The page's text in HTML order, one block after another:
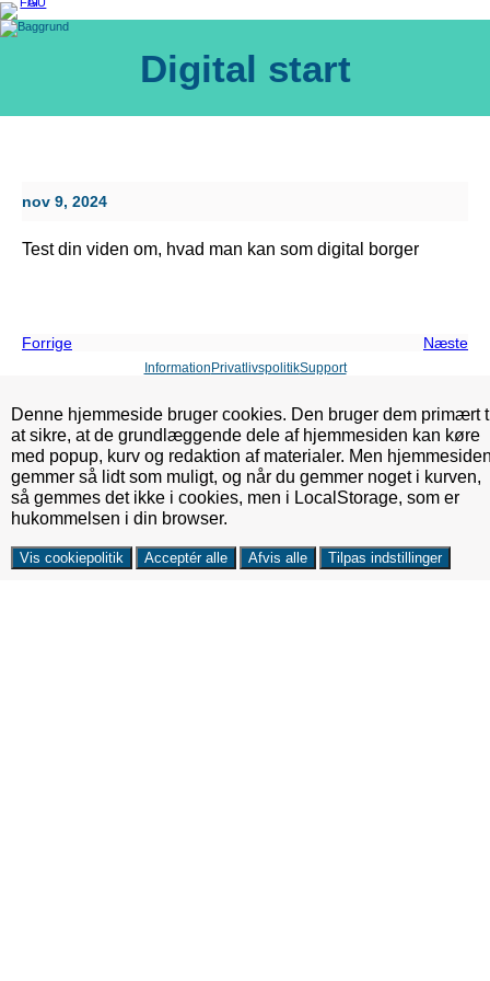
Spring
til
indhold
Digital start
nov 9, 2024
Test din viden om, hvad man kan som digital borger
Forrige Næste
Information PrivatlivspolitikSupport
Denne hjemmeside bruger cookies. Den bruger dem primært
at sikre, at de grundlæggende dele af hjemmesiden kan køre
med popup, kurv og redaktion af materialer. Men
gemmer så lidt som muligt, og når du gemmer noget i kurven,
så gemmes det ikke i cookies, men i LocalStorage, som er
hukommelsen i din browser.
Vis cookiepolitik Acceptér alle Afvis alle Tilpas indstillinger